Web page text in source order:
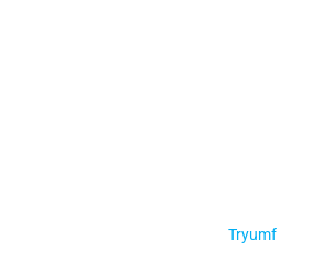
Tryumf